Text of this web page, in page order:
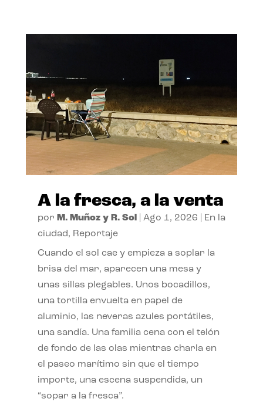
A la fresca, a la venta
por M. Muñoz y R. Sol| Ago 1, 2026
En la
ciudad, Reportaje
Cuando el sol cae y empieza a soplar la
brisa del mar, aparecen una mesa y
unas sillas plegables. Unos bocadillos,
una tortilla envuelta en papel de
aluminio, las neveras azules portátiles,
una sandía. Una familia cena con el telón
de fondo de las olas mientras charla en
el paseo marítimo sin que el tiempo
importe, una escena suspendida, un
“sopar a la fresca”.